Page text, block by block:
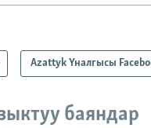
Azattyk Үналгысы
баяндар